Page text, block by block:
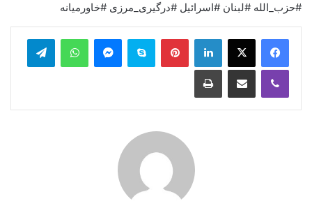
#حزب_الله #لبنان #اسرائیل #درگیری_مرزی #خاورمیانه
LinkedIn
Pinterest
Skype
Messenger
WhatsApp
Viber
Share via Email
Print